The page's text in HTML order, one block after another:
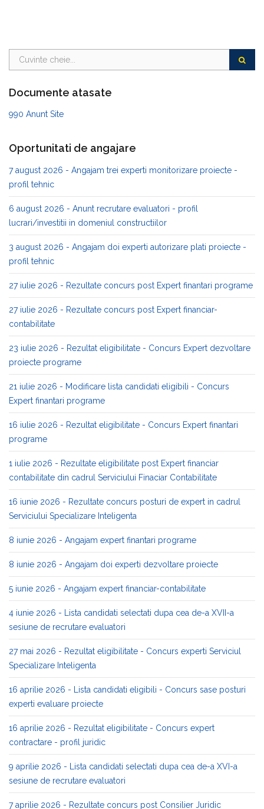
Documente atasate
990 Anunt Site
Oportunitati de angajare
7 august 2026 - Angajam trei experti monitorizare proiecte -
profil tehnic
6 august 2026 - Anunt recrutare evaluatori - profil
lucrari/investitii in domeniul constructiilor
3 august 2026 - Angajam doi experti autorizare plati proiecte -
profil tehnic
27 iulie 2026 - Rezultate concurs post Expert finantari programe
27 iulie 2026 - Rezultate concurs post Expert financiar-
contabilitate
23 iulie 2026 - Rezultat eligibilitate - Concurs Expert dezvoltare
proiecte programe
21 iulie 2026 - Modificare lista candidati eligibili - Concurs
Expert finantari programe
16 iulie 2026 - Rezultat eligibilitate - Concurs Expert finantari
programe
1 iulie 2026 - Rezultate eligibilitate post Expert financiar
contabilitate din cadrul Serviciului Finaciar Contabilitate
16 iunie 2026 - Rezultate concurs posturi de expert in cadrul
Serviciului Specializare Inteligenta
8 iunie 2026 - Angajam expert finantari programe
8 iunie 2026 - Angajam doi experti dezvoltare proiecte
5 iunie 2026 - Angajam expert financiar-contabilitate
4 iunie 2026 - Lista candidati selectati dupa cea de-a XVII-a
sesiune de recrutare evaluatori
27 mai 2026 - Rezultat eligibilitate - Concurs experti Serviciul
Specializare Inteligenta
16 aprilie 2026 - Lista candidati eligibili - Concurs sase posturi
experti evaluare proiecte
16 aprilie 2026 - Rezultat eligibilitate - Concurs expert
contractare - profil juridic
9 aprilie 2026 - Lista candidati selectati dupa cea de-a XVI-a
sesiune de recrutare evaluatori
7 aprilie 2026 - Rezultate concurs post Consilier Juridic